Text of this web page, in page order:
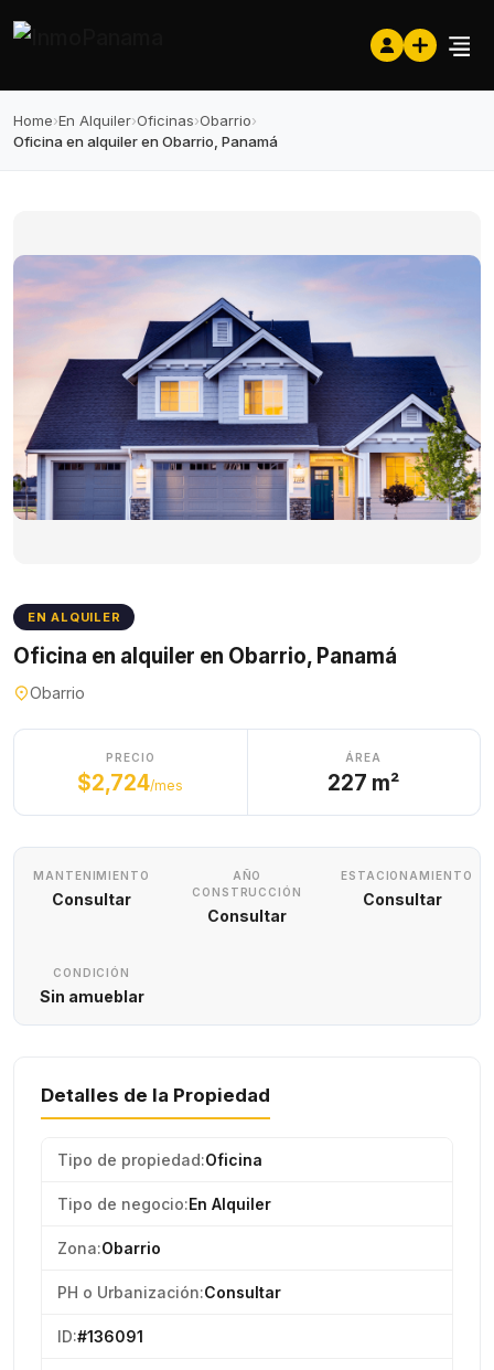
Home›En Alquiler›Oficinas›Obarrio›
Oficina en alquiler en Obarrio, Panamá
EN ALQUILER
Oficina en alquiler en Obarrio, Panamá
Obarrio
PRECIO
$2,724/mes
ÁREA
227 m²
MANTENIMIENTO
Consultar
AÑO
CONSTRUCCIÓN
Consultar
ESTACIONAMIENTO
Consultar
CONDICIÓN
Sin amueblar
Detalles de la Propiedad
Tipo de propiedad:Oficina
Tipo de negocio:En Alquiler
Zona:Obarrio
PH o Urbanización:Consultar
ID:#136091